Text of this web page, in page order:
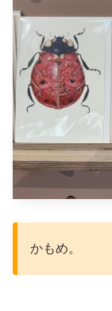
かもめ。